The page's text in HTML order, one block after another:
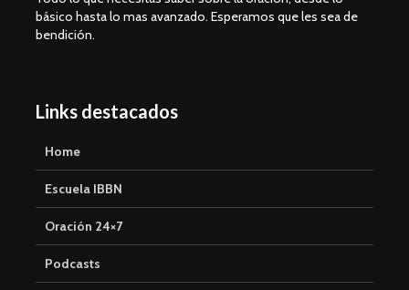
básico hasta lo mas avanzado. Esperamos que les sea de
bendición.
Links destacados
Home
Escuela IBBN
Oración 24×7
Podcasts